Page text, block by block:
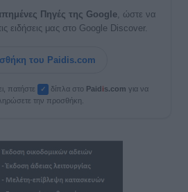
Πηγές της Google , ώστε να
ειδήσεις μας στο Google Discover.
του Paidis.com
πατήστε ✓ δίπλα στο Paidis.com για να
την προσθήκη.